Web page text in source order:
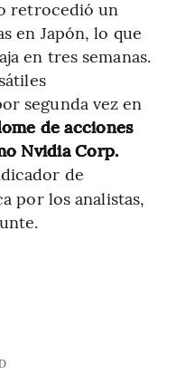
retrocedió un
en Japón, lo que
en tres semanas.
segunda vez en
de acciones
Nvidia Corp.
de
por los analistas,